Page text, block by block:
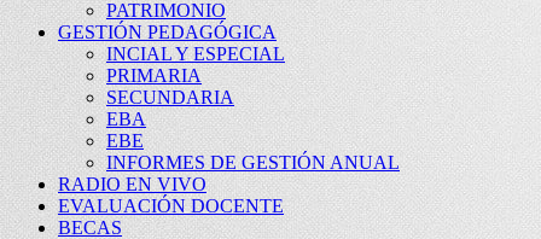
PATRIMONIO
GESTIÓN PEDAGÓGICA
INCIAL Y ESPECIAL
PRIMARIA
SECUNDARIA
EBA
EBE
INFORMES DE GESTIÓN ANUAL
RADIO EN VIVO
EVALUACIÓN DOCENTE
BECAS